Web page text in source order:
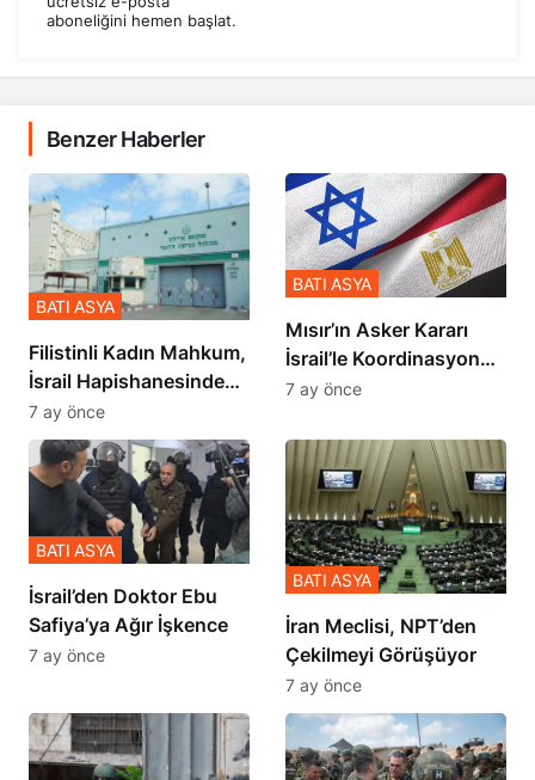
aboneliğini hemen başlat.
Benzer Haberler
Filistinli Kadın Mahkum,
İsrail Hapishanesindeki
Zulmü Anlattı
BATI ASYA
7 ay önce
Mısır’ın Asker Kararı
İsrail’le Koordinasyon
İçinde Gerçekleşmiş
BATI ASYA
7 ay önce
İsrail’den Doktor Ebu
Safiya’ya Ağır İşkence
BATI ASYA
7 ay önce
İran Meclisi, NPT’den
Çekilmeyi Görüşüyor
BATI ASYA
7 ay önce